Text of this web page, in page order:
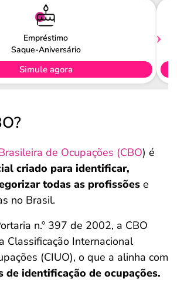
Empréstimo
Saque-Aniversário
Simule agora
de Ocupações (CBO) é
criado para identificar,
todas as profissões e
no Brasil.
n.º 397 de 2002, a CBO
Classificação Internacional
(CIUO), o que a alinha com
de identificação de ocupações.